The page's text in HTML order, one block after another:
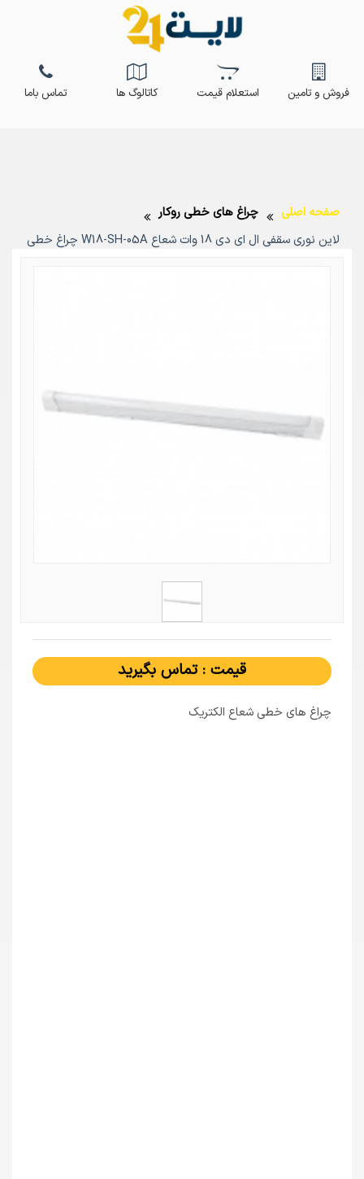
فروش و تامین استعلام قیمت کاتالوگ ها تماس باما
صفحه اصلی
چراغ های خطی روکار
لاین نوری سقفی ال ای دی 18 وات شعاع W18-SH-05A چراغ خطی
قیمت : تماس بگیرید
چراغ های خطی شعاع الکتریک